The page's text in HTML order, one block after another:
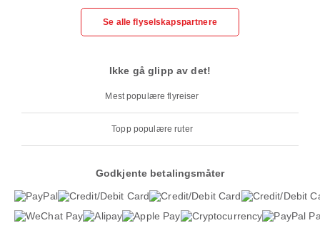
Se alle flyselskapspartnere
Ikke gå glipp av det!
Mest populære flyreiser
Topp populære ruter
Godkjente betalingsmåter